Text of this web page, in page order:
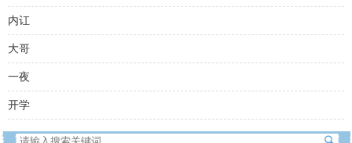
内讧
大哥
一夜
开学